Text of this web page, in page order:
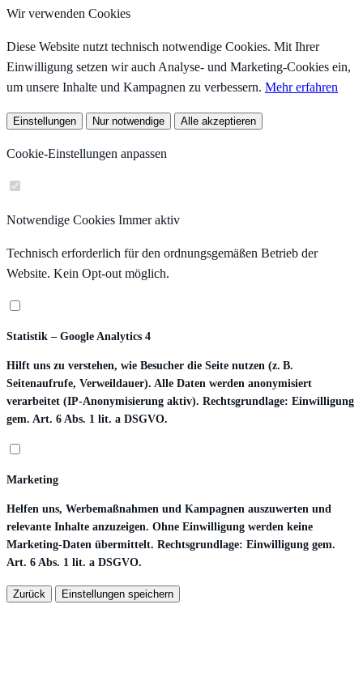
Wir verwenden Cookies
Diese Website nutzt technisch notwendige Cookies. Mit Ihrer
Einwilligung setzen wir auch Analyse- und Marketing-Cookies ein,
um unsere Inhalte und Kampagnen zu verbessern. Mehr erfahren
Einstellungen Nur notwendige Alle akzeptieren
Cookie-Einstellungen anpassen
Notwendige Cookies Immer aktiv
Technisch erforderlich für den ordnungsgemäßen Betrieb der
Website. Kein Opt-out möglich.
Statistik – Google Analytics 4
Hilft uns zu verstehen, wie Besucher die Seite nutzen (z. B.
Seitenaufrufe, Verweildauer). Alle Daten werden anonymisiert
verarbeitet (IP-Anonymisierung aktiv). Rechtsgrundlage: Einwilligung
gem. Art. 6 Abs. 1 lit. a DSGVO.
Marketing
Helfen uns, Werbemaßnahmen und Kampagnen auszuwerten und
relevante Inhalte anzuzeigen. Ohne Einwilligung werden keine
Marketing-Daten übermittelt. Rechtsgrundlage: Einwilligung gem.
Art. 6 Abs. 1 lit. a DSGVO.
Zurück Einstellungen speichern